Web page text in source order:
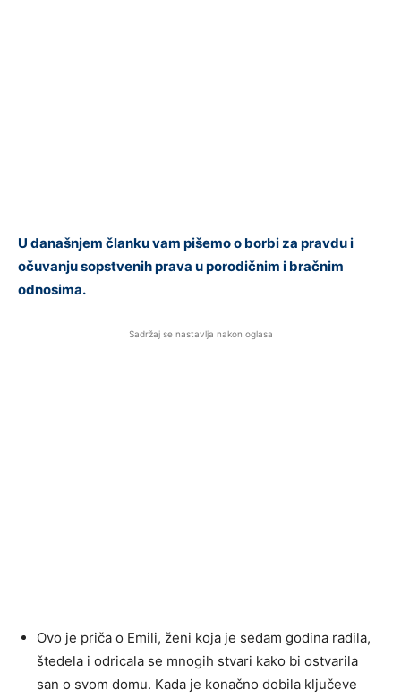
U današnjem članku vam pišemo o borbi za pravdu i
očuvanju sopstvenih prava u porodičnim i bračnim
odnosima.
Sadržaj se nastavlja nakon oglasa
Ovo je priča o Emili, ženi koja je sedam godina radila,
štedela i odricala se mnogih stvari kako bi ostvarila
san o svom domu. Kada je konačno dobila ključeve